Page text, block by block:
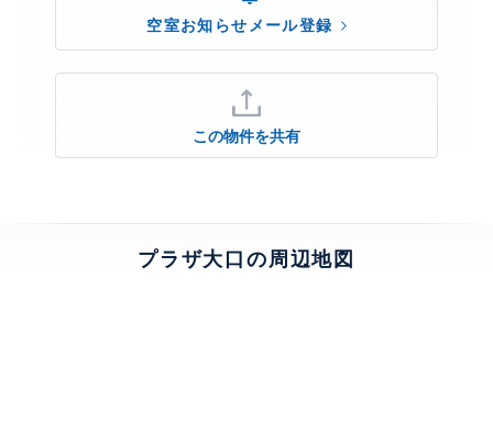
空室お知らせメール登録
この物件を共有
プラザ大口の周辺地図